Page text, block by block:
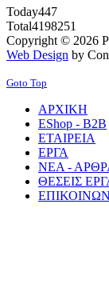
Today447
Total4198251
Copyright © 2026
Web Design by
Goto Top
ΑΡΧΙΚΗ
EShop - B2B
ΕΤΑΙΡΕΙΑ
ΕΡΓΑ
ΝΕΑ -
ΘΕΣΕΙΣ